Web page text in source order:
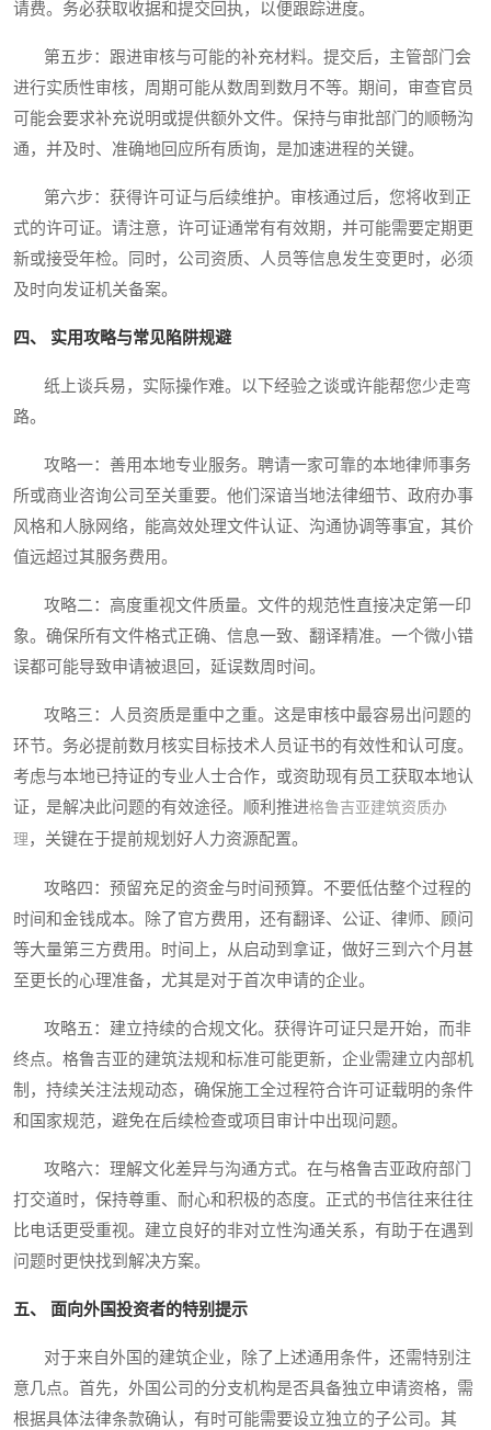
请费。务必获取收据和提交回执，以便跟踪进度。
第五步：跟进审核与可能的补充材料。提交后，主管部门会
进行实质性审核，周期可能从数周到数月不等。期间，审查官员
可能会要求补充说明或提供额外文件。保持与审批部门的顺畅沟
通，并及时、准确地回应所有质询，是加速进程的关键。
第六步：获得许可证与后续维护。审核通过后，您将收到正
式的许可证。请注意，许可证通常有有效期，并可能需要定期更
新或接受年检。同时，公司资质、人员等信息发生变更时，必须
及时向发证机关备案。
四、 实用攻略与常见陷阱规避
纸上谈兵易，实际操作难。以下经验之谈或许能帮您少走弯
路。
攻略一：善用本地专业服务。聘请一家可靠的本地律师事务
所或商业咨询公司至关重要。他们深谙当地法律细节、政府办事
风格和人脉网络，能高效处理文件认证、沟通协调等事宜，其价
值远超过其服务费用。
攻略二：高度重视文件质量。文件的规范性直接决定第一印
象。确保所有文件格式正确、信息一致、翻译精准。一个微小错
误都可能导致申请被退回，延误数周时间。
攻略三：人员资质是重中之重。这是审核中最容易出问题的
环节。务必提前数月核实目标技术人员证书的有效性和认可度。
考虑与本地已持证的专业人士合作，或资助现有员工获取本地认
证，是解决此问题的有效途径。顺利推进格鲁吉亚建筑资质办
理 ，关键在于提前规划好人力资源配置。
攻略四：预留充足的资金与时间预算。不要低估整个过程的
时间和金钱成本。除了官方费用，还有翻译、公证、律师、顾问
等大量第三方费用。时间上，从启动到拿证，做好三到六个月甚
至更长的心理准备，尤其是对于首次申请的企业。
攻略五：建立持续的合规文化。获得许可证只是开始，而非
终点。格鲁吉亚的建筑法规和标准可能更新，企业需建立内部机
制，持续关注法规动态，确保施工全过程符合许可证载明的条件
和国家规范，避免在后续检查或项目审计中出现问题。
攻略六：理解文化差异与沟通方式。在与格鲁吉亚政府部门
打交道时，保持尊重、耐心和积极的态度。正式的书信往来往往
比电话更受重视。建立良好的非对立性沟通关系，有助于在遇到
问题时更快找到解决方案。
五、 面向外国投资者的特别提示
对于来自外国的建筑企业，除了上述通用条件，还需特别注
意几点。首先，外国公司的分支机构是否具备独立申请资格，需
根据具体法律条款确认，有时可能需要设立独立的子公司。其